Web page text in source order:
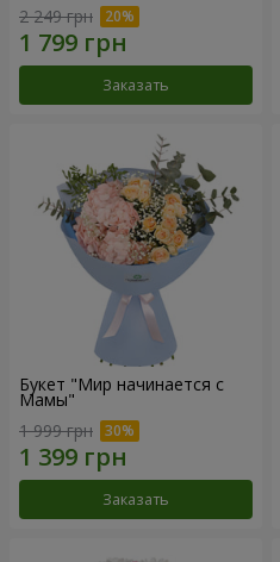
2 249 грн
Заказать
Букет "Мир начинается с
Мамы"
1 999 грн
Заказать